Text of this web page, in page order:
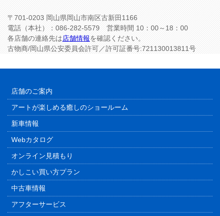
〒701-0203 岡山県岡山市南区古新田1166
電話（本社）：086-282-5579 営業時間 10：00～18：00
各店舗の連絡先は店舗情報を確認ください。
古物商/岡山県公安委員会許可／許可証番号:721130013811号
店舗のご案内
アートが楽しめる癒しのショールーム
新車情報
Webカタログ
オンライン見積もり
かしこい買い方プラン
中古車情報
アフターサービス